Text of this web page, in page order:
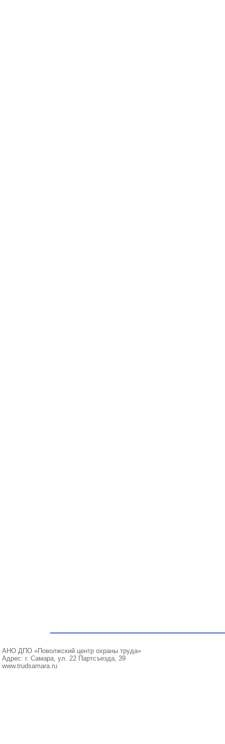
АНО ДПО «Поволжский центр охраны труда»
Адрес: г. Самара, ул. 22 Партсъезда, 39
www.trudsamara.ru